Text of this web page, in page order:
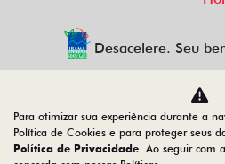
Desacelere. Seu
Firenze Comercio de Veiculos
23.509.950/0001-41
Para otimizar sua experiência durante a
Política de Cookies e para proteger seus
Política de Privacidade. Ao seguir com